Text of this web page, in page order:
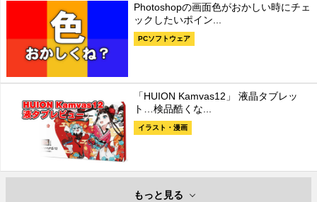
Photoshopの画面色がおかしい時にチェ
ックしたいポイン...
PCソフトウェア
「HUION Kamvas12」 液晶タブレッ
ト…検品酷くな...
イラスト・漫画
もっと見る